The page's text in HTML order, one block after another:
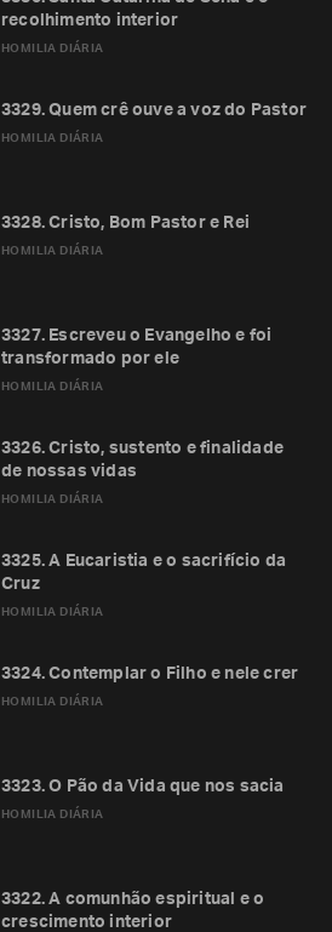
HOMILIA DIÁRIA
recolhimento interior
HOMILIA DIÁRIA
3329. Quem crê ouve a voz do Pastor
HOMILIA DIÁRIA
3328. Cristo, Bom Pastor e Rei
HOMILIA DIÁRIA
3327. Escreveu o Evangelho e foi
transformado por ele
HOMILIA DIÁRIA
3326. Cristo, sustento e finalidade
de nossas vidas
HOMILIA DIÁRIA
3325. A Eucaristia e o sacrifício da
Cruz
HOMILIA DIÁRIA
3324. Contemplar o Filho e nele crer
HOMILIA DIÁRIA
3323. O Pão da Vida que nos sacia
3322. A comunhão espiritual e o
crescimento interior